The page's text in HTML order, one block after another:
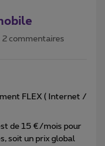
2 commentaires
FLEX ( Internet /
de 15 €/mois pour
soit un prix global